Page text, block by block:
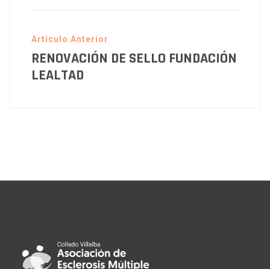
Artículo Anterior
RENOVACIÓN DE SELLO FUNDACIÓN
LEALTAD